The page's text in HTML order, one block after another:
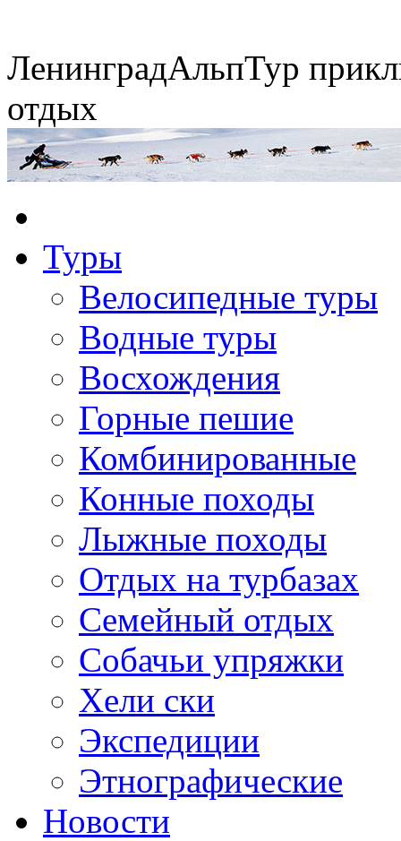
ЛенинградАльпТур
отдых
Туры
Велосипедные туры
Водные туры
Восхождения
Горные пешие
Комбинированные
Конные походы
Лыжные походы
Отдых на турбазах
Семейный отдых
Собачьи упряжки
Хели ски
Экспедиции
Этнографические
Новости